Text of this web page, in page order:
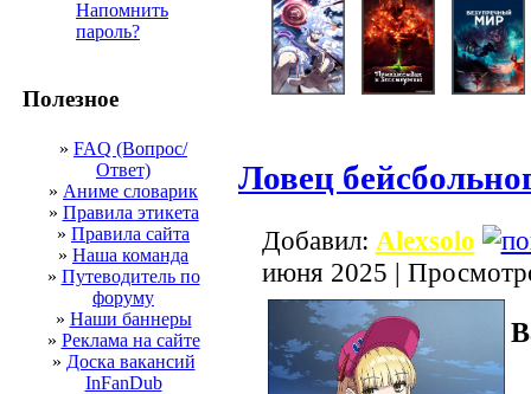
Напомнить
пароль?
Полезное
» FAQ (Вопрос/
Ответ)
» Аниме словарик
» Правила этикета
» Правила сайта
» Наша команда
» Путеводитель по
форуму
» Наши баннеры
» Реклама на сайте
» Доска вакансий
InFanDub
Ловец
Добавил: Alexsolo
июня 2025 |